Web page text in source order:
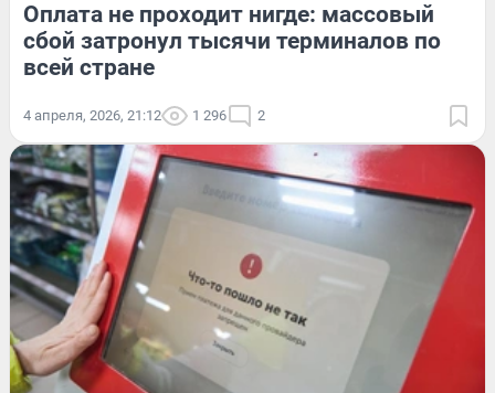
Оплата не проходит нигде: массовый
сбой затронул тысячи терминалов по
всей стране
4 апреля, 2026, 21:12 1 296 2